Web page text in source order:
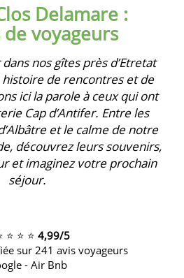
Delamare :
voyageurs
nos gîtes près d’Etretat
de rencontres et de
ici la parole à ceux qui ont
Cap d’Antifer. Entre les
et le calme de notre
découvrez leurs souvenirs,
et imaginez votre prochain
séjour.
⭐ ⭐ ⭐ 4,99/5
sur 241 avis voyageurs
- Air Bnb